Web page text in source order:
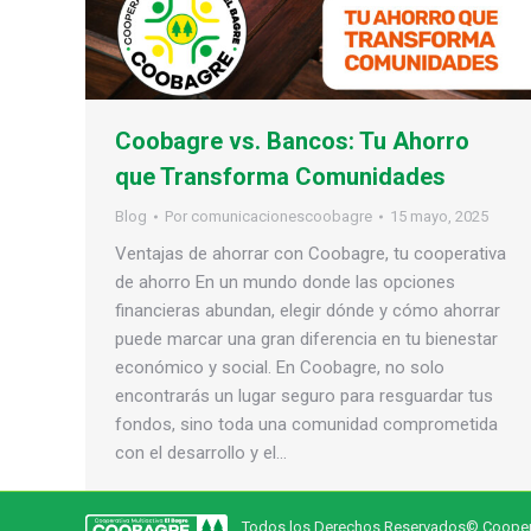
Coobagre vs. Bancos: Tu Ahorro
que Transforma Comunidades
Blog Por comunicacionescoobagre 15 mayo, 2025
Ventajas de ahorrar con Coobagre, tu cooperativa
de ahorro En un mundo donde las opciones
financieras abundan, elegir dónde y cómo ahorrar
puede marcar una gran diferencia en tu bienestar
económico y social. En Coobagre, no solo
encontrarás un lugar seguro para resguardar tus
fondos, sino toda una comunidad comprometida
con el desarrollo y el…
Todos los Derechos Reservados©